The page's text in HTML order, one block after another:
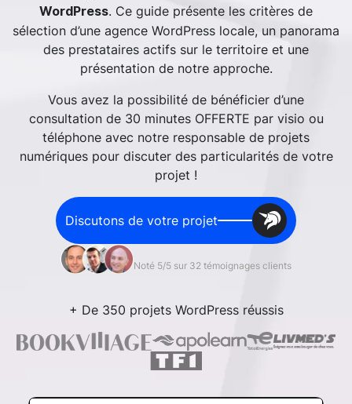
WordPress. Ce guide présente les critères de
sélection d’une agence WordPress locale, un panorama
des prestataires actifs sur le territoire et une
présentation de notre approche.
Vous avez la possibilité de bénéficier d’une
consultation de 30 minutes OFFERTE par visio ou
téléphone avec notre responsable de projets
numériques pour discuter des particularités de votre
projet !
Discutons de votre projet
Noté 5/5 sur 32 témoignages clients
+ De 350 projets WordPress réussis